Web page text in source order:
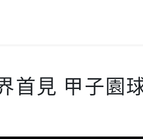
首見 甲子園